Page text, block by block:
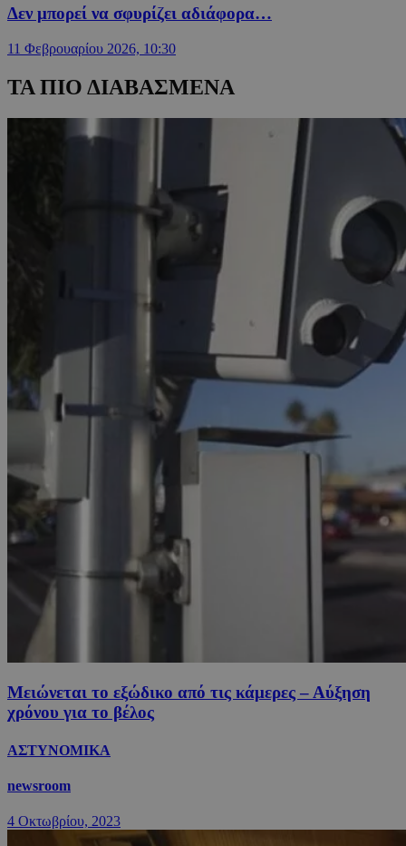
Δεν μπορεί να σφυρίζει αδιάφορα…
11 Φεβρουαρίου 2026, 10:30
ΤΑ ΠΙΟ ΔΙΑΒΑΣΜΕΝΑ
Μειώνεται το εξώδικο από τις κάμερες – Αύξηση
χρόνου για το βέλος
ΑΣΤΥΝΟΜΙΚΑ
newsroom
4 Οκτωβρίου, 2023